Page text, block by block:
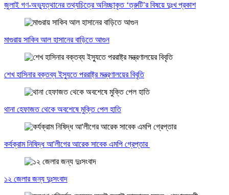
জুলাই গণ-অভ্যুত্থানের তথ্যচিত্রে অনিচ্ছাকৃত ‘ত্রুটি’র বিষয়ে দুঃখ প্রকাশ
মাগুরায় সাকিব আল হাসানের বাড়িতে আগুন
শেখ হাসিনার বক্তব্য ইস্যুতে পররাষ্ট্র মন্ত্রণালয়ের বিবৃতি
থানা হেফাজত থেকে অবশেষে মুক্তি পেল হাতি
কর্যক্রাম নিষিদ্ধ আ'লীগের আরেক সাবেক এমপি গ্রেপ্তার
১২ জেলার জন্য দুঃসংবাদ